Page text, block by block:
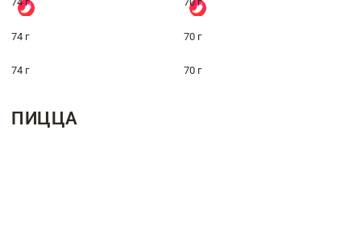
74 г 70 г
74 г 70 г
ПИЦЦА